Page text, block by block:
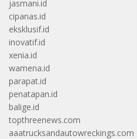
jasmani.id
cipanas.id
eksklusif.id
inovatif.id
xenia.id
wamena.id
parapat.id
penatapan.id
balige.id
topthreenews.com
aaatrucksandautowreckings.com